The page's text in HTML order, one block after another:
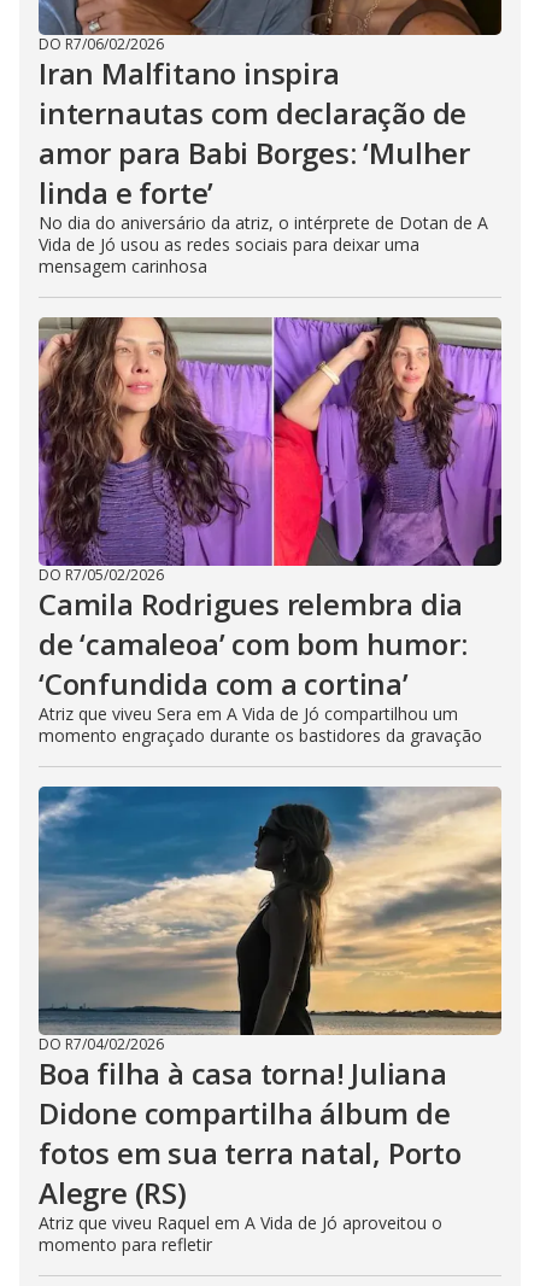
DO R7/06/02/2026
Iran Malfitano inspira
internautas com declaração de
amor para Babi Borges: ‘Mulher
linda e forte’
No dia do aniversário da atriz, o intérprete de Dotan de A
Vida de Jó usou as redes sociais para deixar uma
mensagem carinhosa
DO R7/05/02/2026
Camila Rodrigues relembra dia
de ‘camaleoa’ com bom humor:
‘Confundida com a cortina’
Atriz que viveu Sera em A Vida de Jó compartilhou um
momento engraçado durante os bastidores da gravação
DO R7/04/02/2026
Boa filha à casa torna! Juliana
Didone compartilha álbum de
fotos em sua terra natal, Porto
Alegre (RS)
Atriz que viveu Raquel em A Vida de Jó aproveitou o
momento para refletir